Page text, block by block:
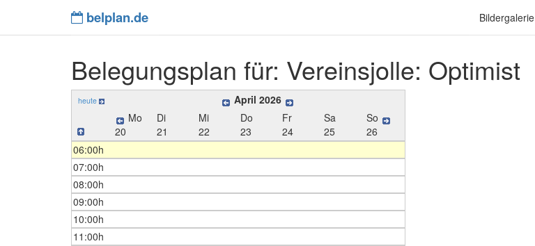
belplan.de Bildergalerie
Belegungsplan für: Vereinsjolle: Optimist
heute
April 2026
Mo
20
Di
21
Mi
22
Do
23
Fr
24
Sa
25
So
26
06:00h
07:00h
08:00h
09:00h
10:00h
11:00h